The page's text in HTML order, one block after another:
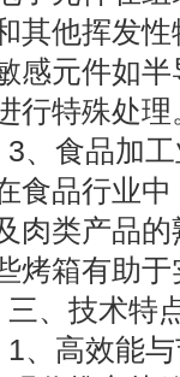
其他挥发
感元件如
行特殊处理
3、食品加
食品行业
肉类产品
烤箱有助
三、技术特
1、高效能